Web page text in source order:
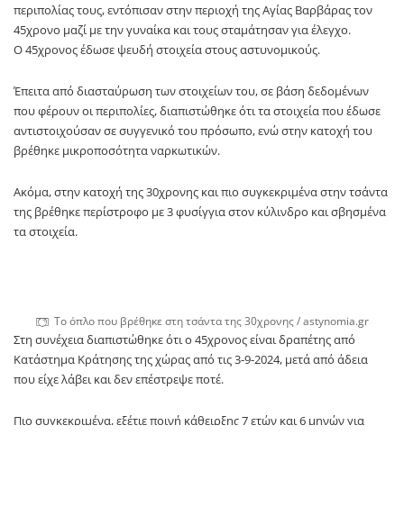
περιπολίας τους, εντόπισαν στην περιοχή της Αγίας Βαρβάρας τον
45χρονο μαζί με την γυναίκα και τους σταμάτησαν για έλεγχο.
Ο 45χρονος έδωσε ψευδή στοιχεία στους αστυνομικούς.
Έπειτα από διασταύρωση των στοιχείων του, σε βάση δεδομένων
που φέρουν οι περιπολίες, διαπιστώθηκε ότι τα στοιχεία που έδωσε
αντιστοιχούσαν σε συγγενικό του πρόσωπο, ενώ στην κατοχή του
βρέθηκε μικροποσότητα ναρκωτικών.
Ακόμα, στην κατοχή της 30χρονης και πιο συγκεκριμένα στην τσάντα
της βρέθηκε περίστροφο με 3 φυσίγγια στον κύλινδρο και σβησμένα
τα στοιχεία.
Το όπλο που βρέθηκε στη τσάντα της 30χρονης / astynomia.gr
Στη συνέχεια διαπιστώθηκε ότι ο 45χρονος είναι δραπέτης από
Κατάστημα Κράτησης της χώρας από τις 3-9-2024, μετά από άδεια
που είχε λάβει και δεν επέστρεψε ποτέ.
Πιο συγκεκριμένα, εξέτιε ποινή κάθειρξης 7 ετών και 6 μηνών για